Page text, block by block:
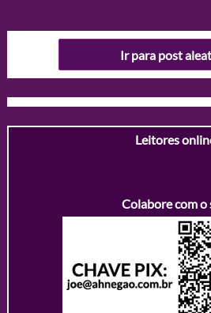
Ir para post
Leitores
Colabore com o